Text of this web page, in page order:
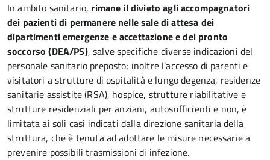
In ambito sanitario, rimane il divieto agli accompagnatori
dei pazienti di permanere nelle sale di attesa dei
dipartimenti emergenze e accettazione e dei pronto
soccorso (DEA/PS), salve specifiche diverse indicazioni del
personale sanitario preposto; inoltre l’accesso di parenti e
visitatori a strutture di ospitalità e lungo degenza, residenze
sanitarie assistite (RSA), hospice, strutture riabilitative e
strutture residenziali per anziani, autosufficienti e non, è
limitata ai soli casi indicati dalla direzione sanitaria della
struttura, che è tenuta ad adottare le misure necessarie a
prevenire possibili trasmissioni di infezione.